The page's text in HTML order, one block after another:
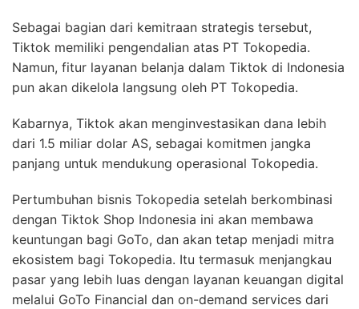
Sebagai bagian dari kemitraan strategis tersebut,
Tiktok memiliki pengendalian atas PT Tokopedia.
Namun, fitur layanan belanja dalam Tiktok di Indonesia
pun akan dikelola langsung oleh PT Tokopedia.
Kabarnya, Tiktok akan menginvestasikan dana lebih
dari 1.5 miliar dolar AS, sebagai komitmen jangka
panjang untuk mendukung operasional Tokopedia.
Pertumbuhan bisnis Tokopedia setelah berkombinasi
dengan Tiktok Shop Indonesia ini akan membawa
keuntungan bagi GoTo, dan akan tetap menjadi mitra
ekosistem bagi Tokopedia. Itu termasuk menjangkau
pasar yang lebih luas dengan layanan keuangan digital
melalui GoTo Financial dan on-demand services dari